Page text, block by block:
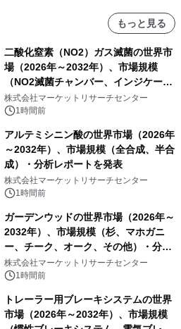
もっと見る
二酸化窒素（NO2）ガス滅菌の世界市
場（2026年～2032年）、市場規模
（NO2滅菌チャンバー、インジケータ
ーおよびモニタリングシステム、その
他）・分析レポートを発表
株式会社マーケットリサーチセンター
1時間前
アルテミシニン酸の世界市場（2026年
～2032年）、市場規模（全合成、半合
成）・分析レポートを発表
株式会社マーケットリサーチセンター
1時間前
ガーデンウッドの世界市場（2026年～
2032年）、市場規模（杉、マホガニ
ー、チーク、オーク、その他）・分析
レポートを発表
株式会社マーケットリサーチセンター
1時間前
トレーラー用ブレーキシステムの世界
市場（2026年～2032年）、市場規模